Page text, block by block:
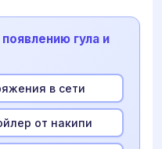
гула и
в сети
от накипи